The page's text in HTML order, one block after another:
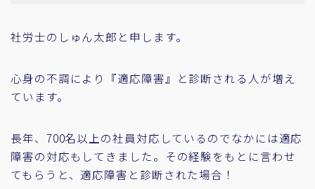
社労士のしゅん太郎と申します。
心身の不調により『適応障害』と診断される人が増え
ています。
長年、700名以上の社員対応しているのでなかには適応
障害の対応もしてきました。その経験をもとに言わせ
てもらうと、適応障害と診断された場合！